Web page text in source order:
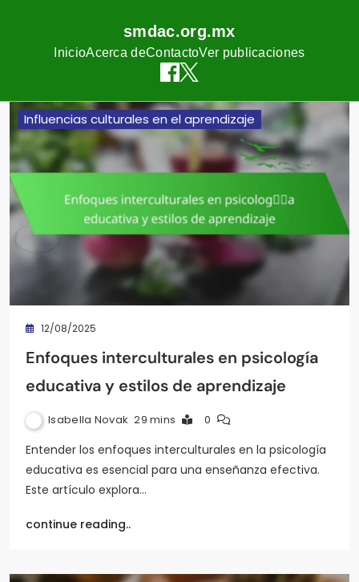
smdac.org.mx
InicioAcerca deContactoVer publicaciones
Skip
content
Influencias culturales en el aprendizaje
12/08/2025
Enfoques interculturales en psicología
educativa y estilos de aprendizaje
Isabella Novak 29 mins 0
Entender los enfoques interculturales en la psicología
educativa es esencial para una enseñanza efectiva.
Este artículo explora…
continue reading..